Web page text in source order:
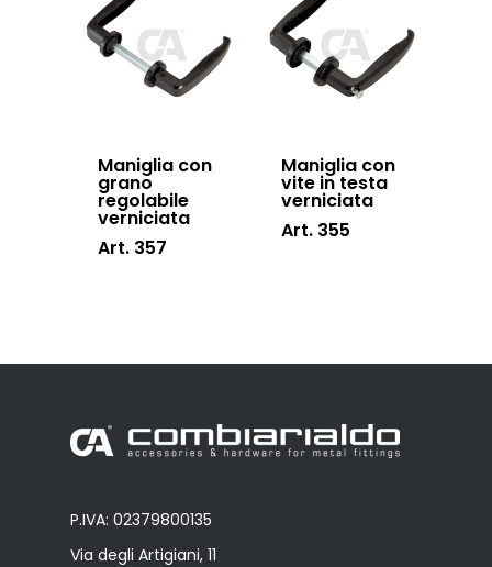
Maniglia con
grano
regolabile
verniciata
Art. 357
Maniglia con
vite in testa
verniciata
Art. 355
P.IVA: 02379800135
Via degli Artigiani, 11